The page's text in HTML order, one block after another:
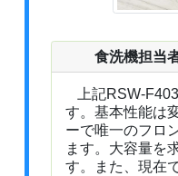
食洗機担当
上記RSW-
す。基本性能は
ーで唯一のフロ
ます。大容量を
す。また、現在